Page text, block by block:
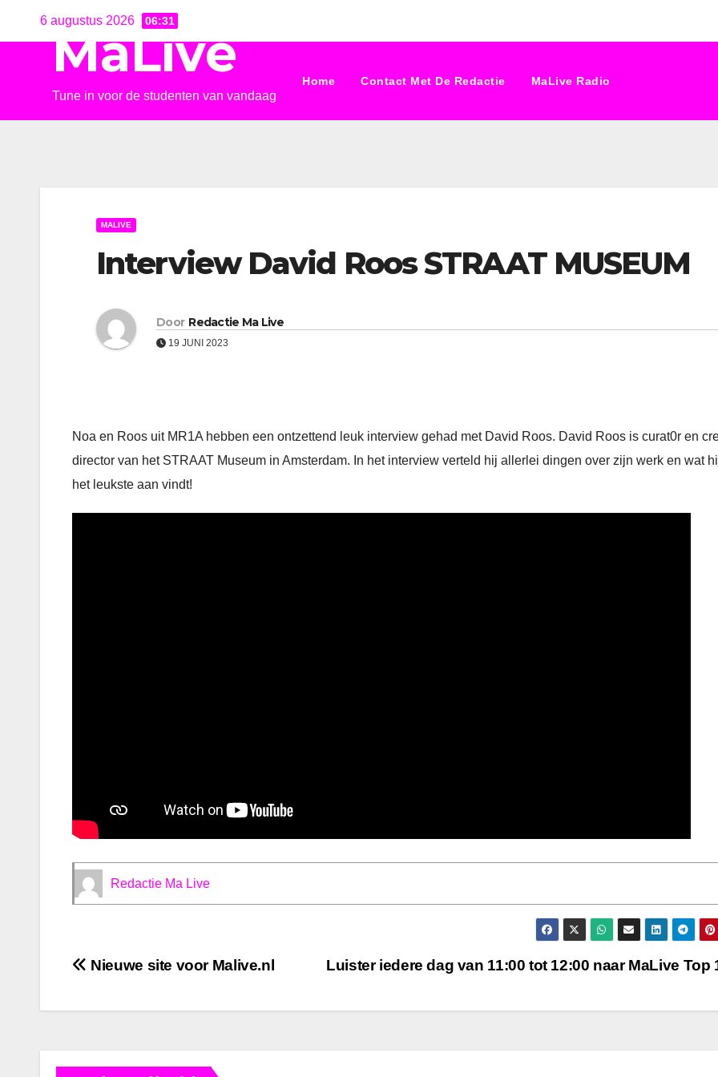
6 augustus 2026 06:31
MaLive
Tune in voor de studenten van vandaag
Home Contact Met De Redactie MaLive Radio
MALIVE
Interview David Roos STRAAT MUSEUM
Door Redactie Ma Live
19 JUNI 2023
Noa en Roos uit MR1A hebben een ontzettend leuk interview gehad met David Roos. David Roos is curat0r en
director van het STRAAT Museum in Amsterdam. In het interview verteld hij allerlei dingen over zijn werk en wat
het leukste aan vindt!
Redactie Ma Live
Bericht
navigatie
Luister iedere dag van 11:00 tot 12:00 naar MaLive Top
Nieuwe site voor Malive.nl